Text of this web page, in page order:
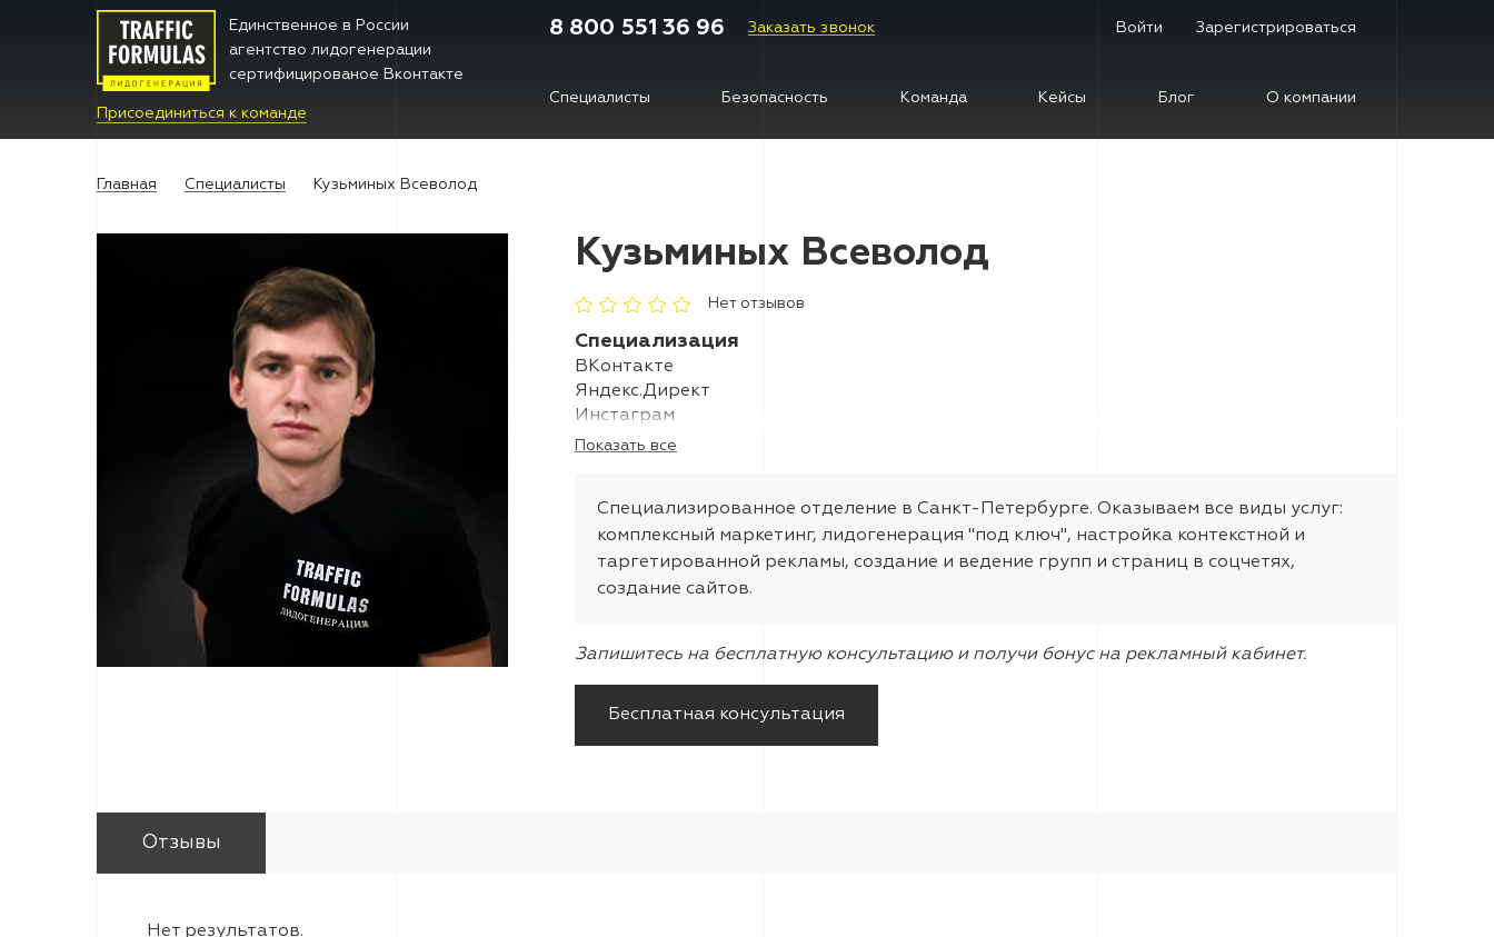
Единственное в Росcии
агентство лидогенерации
сертифицированое Вконтакте
Присоединиться к команде
Войти Зарегистрироваться
8 800 551 36 96 Заказать звонок
Специалисты Безопасность Команда Кейсы Блог О компании
Главная Специалисты Кузьминых Всеволод
Кузьминых Всеволод
Нет отзывов
Специализация
ВКонтакте
Яндекс.Директ
Инстаграм
Показать все
Специализированное отделение в Санкт-Петербурге. Оказываем все виды услуг:
комплексный маркетинг, лидогенерация "под ключ", настройка контекстной и
таргетированной рекламы, создание и ведение групп и страниц в соцчетях,
создание сайтов.
Запишитесь на бесплатную консультацию и получи бонус на рекламный кабинет.
Бесплатная консультация
Отзывы
Нет результатов.